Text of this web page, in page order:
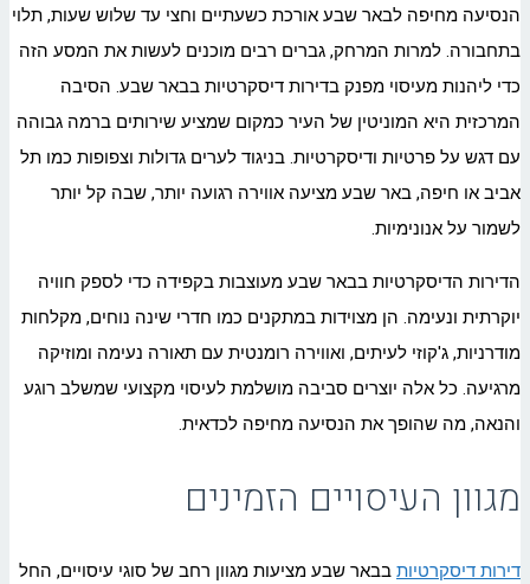
הנסיעה מחיפה לבאר שבע אורכת כשעתיים וחצי עד שלוש שעות, תלוי
בתחבורה. למרות המרחק, גברים רבים מוכנים לעשות את המסע הזה
כדי ליהנות מעיסוי מפנק בדירות דיסקרטיות בבאר שבע. הסיבה
המרכזית היא המוניטין של העיר כמקום שמציע שירותים ברמה גבוהה
עם דגש על פרטיות ודיסקרטיות. בניגוד לערים גדולות וצפופות כמו תל
אביב או חיפה, באר שבע מציעה אווירה רגועה יותר, שבה קל יותר
לשמור על אנונימיות.
הדירות הדיסקרטיות בבאר שבע מעוצבות בקפידה כדי לספק חוויה
יוקרתית ונעימה. הן מצוידות במתקנים כמו חדרי שינה נוחים, מקלחות
מודרניות, ג'קוזי לעיתים, ואווירה רומנטית עם תאורה נעימה ומוזיקה
מרגיעה. כל אלה יוצרים סביבה מושלמת לעיסוי מקצועי שמשלב רוגע
והנאה, מה שהופך את הנסיעה מחיפה לכדאית.
מגוון העיסויים הזמינים
דירות דיסקרטיות בבאר שבע מציעות מגוון רחב של סוגי עיסויים, החל